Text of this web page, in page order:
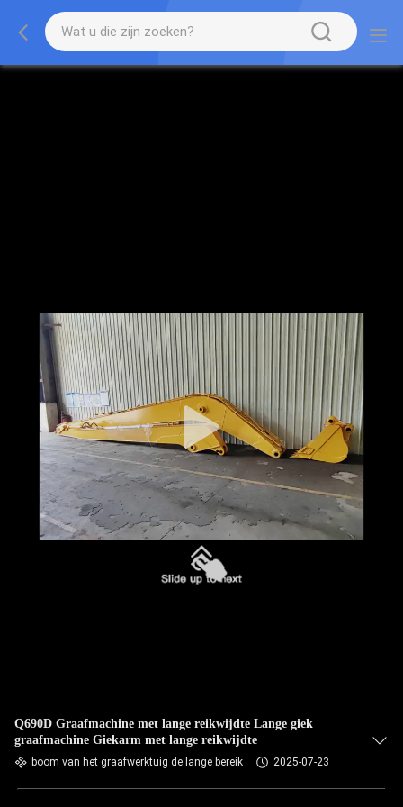
Q690D Graafmachine met lange reikwijdte Lange giek
graafmachine Giekarm met lange reikwijdte
boom van het graafwerktuig de lange bereik 2025-07-23